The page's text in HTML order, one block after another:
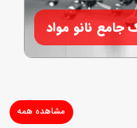
جامع نانو مواد
مشاهده همه